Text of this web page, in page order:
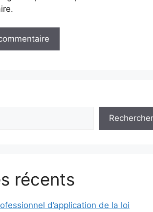
Rechercher
récents
d’application de la loi